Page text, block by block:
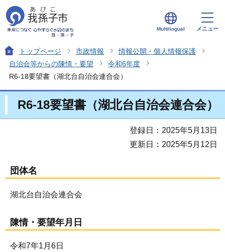
Multilingual メニュー
トップページ 市政情報
情報公開・個人情報保護
自治会等からの陳情・要望
令和6年度
R6-18要望書（湖北台自治会連合会）
R6-18要望書（湖北台自治会連合会）
登録日：2025年5月13日
更新日：2025年5月12日
団体名
湖北台自治会連合会
陳情・要望年月日
令和7年1月6日